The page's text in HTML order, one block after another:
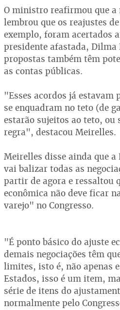
O ministro reafirmou que a
lembrou que os reajustes
exemplo, foram acertados
presidente afastada, Dilma
propostas também têm
as contas públicas.
"Esses acordos já estavam
se enquadram no teto (de
estarão sujeitos ao teto, ou
regra", destacou Meirelles.
Meirelles disse ainda que a
vai balizar todas as
partir de agora e ressaltou
econômica não deve ficar
varejo" no Congresso.
"É ponto básico do ajuste
demais negociações têm
limites, isto é, não apenas
Estados, isso é um item,
série de itens do
normalmente pelo